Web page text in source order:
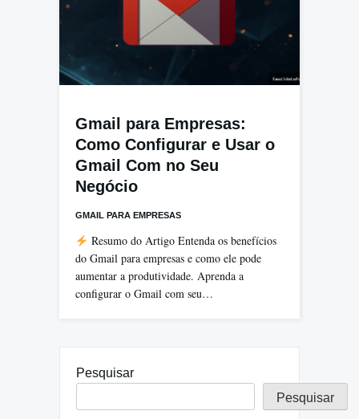
Gmail para Empresas:
Como Configurar e Usar o
Gmail Com no Seu
Negócio
GMAIL PARA EMPRESAS
Resumo do Artigo Entenda os benefícios
do Gmail para empresas e como ele pode
aumentar a produtividade. Aprenda a
configurar o Gmail com seu…
Pesquisar
Pesquisar